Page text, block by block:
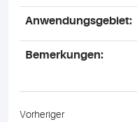
Anwendungsgebiet:
Bemerkungen:
Vorheriger